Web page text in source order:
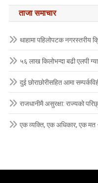
ताजा समाचार
थाहामा पहिलोपटक नगरस्तरीय
५६ लाख किलोभन्दा बढी एलपी
दुई छोराछोरीसहित आमा
राजधानीमै असुरक्षा: राज्यको
एक व्यक्ति, एक अधिकार, एक मत